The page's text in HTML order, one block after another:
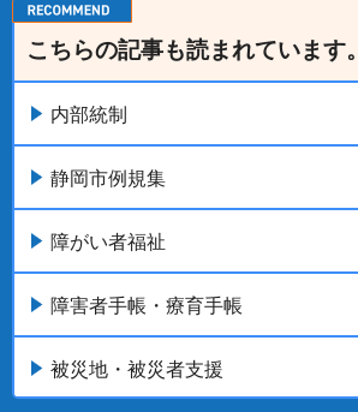
こちらの記事も読まれています。
内部統制
静岡市例規集
障がい者福祉
障害者手帳・療育手帳
被災地・被災者支援